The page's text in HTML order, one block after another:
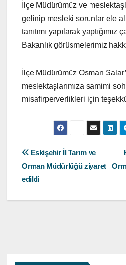
İlçe Müdürümüz ve
gelinip mesleki sorunlar ele
tanıtımı yapılarak yaptığımız
Bakanlık görüşmelerimiz
İlçe Müdürümüz Osman
meslektaşlarımıza samimi
misafirperverlikleri için
Yazı
gezinmesi
Eskişehir İl Tarım ve
Orman Müdürlüğü ziyaret
edildi